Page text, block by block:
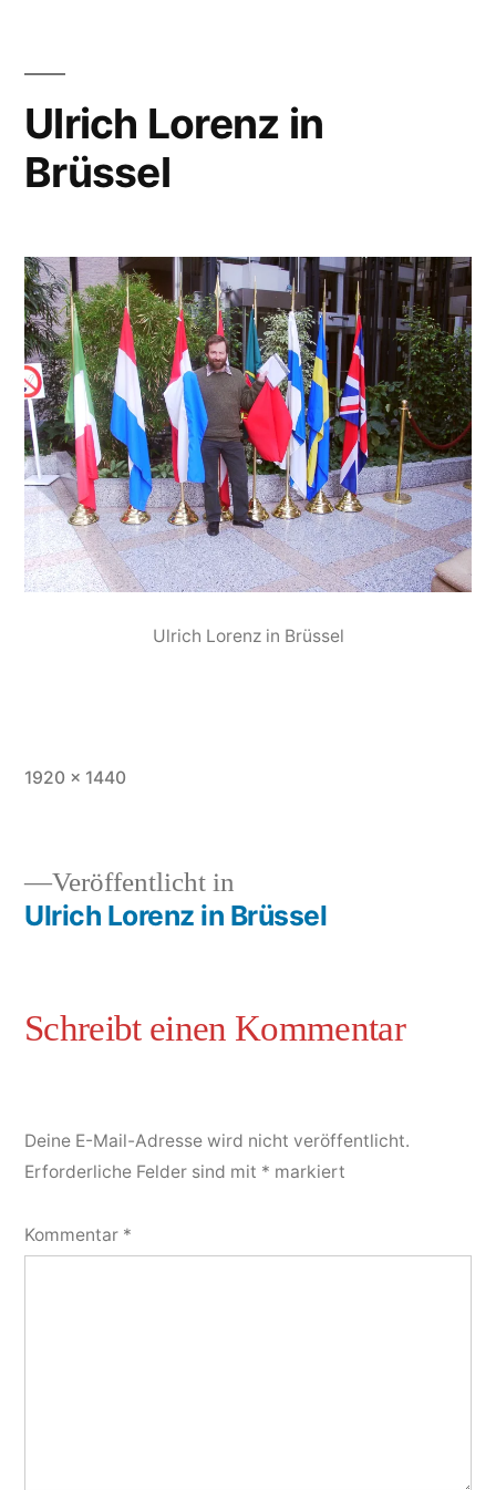
Ulrich Lorenz in
Brüssel
Ulrich Lorenz in Brüssel
1920 × 1440
Veröffentlicht in
Ulrich Lorenz in Brüssel
Deine E-Mail-Adresse wird nicht veröffentlicht.
Erforderliche Felder sind mit * markiert
Kommentar *